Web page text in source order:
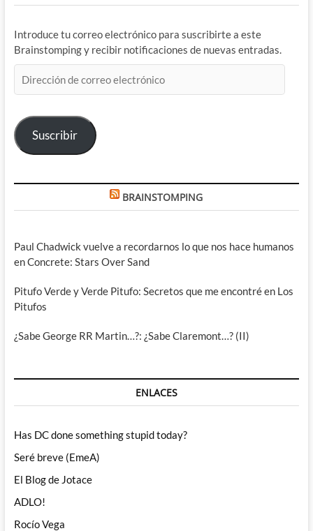
Introduce tu correo electrónico para suscribirte a este
Brainstomping y recibir notificaciones de nuevas entradas.
de
electrónico
Suscribir
BRAINSTOMPING
Paul Chadwick vuelve a recordarnos lo que nos hace humanos
en Concrete: Stars Over Sand
Pitufo Verde y Verde Pitufo: Secretos que me encontré en Los
Pitufos
¿Sabe George RR Martin…?: ¿Sabe Claremont…? (II)
ENLACES
Has DC done something stupid today?
Seré breve (EmeA)
El Blog de Jotace
ADLO!
Rocío Vega